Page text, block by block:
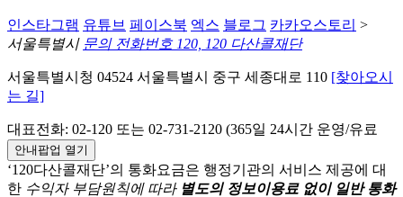
인스타그램 유튜브 페이스북 엑스 블로그 카카오스토리 >
서울특별시 문의 전화번호 120, 120 다산콜재단
서울특별시청 04524 서울특별시 중구 세종대로 110 [찾아오시
는 길]
대표전화: 02-120 또는 02-731-2120 (365일 24시간 운영/유료
안내팝업 열기
‘120다산콜재단’의 통화요금은 행정기관의 서비스 제공에 대
한 수익자 부담원칙에 따라 별도의 정보이용료 없이 일반 통화